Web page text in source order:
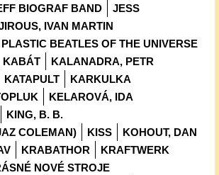
BIOGRAF BAND
JESS
IVAN MARTIN
BEATLES OF THE UNIVERSE
KABÁT
KALANADRA, PETR
KATAPULT
KARKULKA
KELAROVÁ, IDA
KING, B. B.
COLEMAN)
KISS
KOHOUT, DAN
KRABATHOR
KRAFTWERK
NOVÉ STROJE